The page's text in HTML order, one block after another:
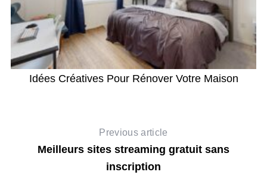
Idées Créatives Pour Rénover Votre Maison
Previous article
Meilleurs sites streaming gratuit sans
inscription